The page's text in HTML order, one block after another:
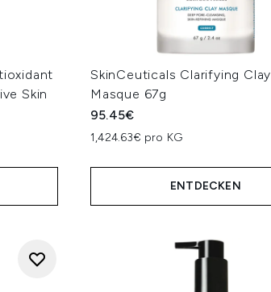
Skin
SkinCeuticals Clarifying Clay
Masque 67g
95.45€
1,424.63€ pro KG
ENTDECKEN